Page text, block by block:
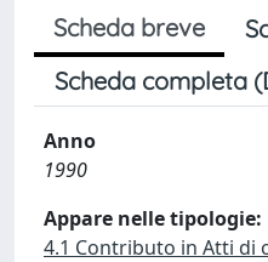
Scheda breve
Scheda completa
Anno
1990
Appare nelle tipologie:
4.1 Contributo in Atti di